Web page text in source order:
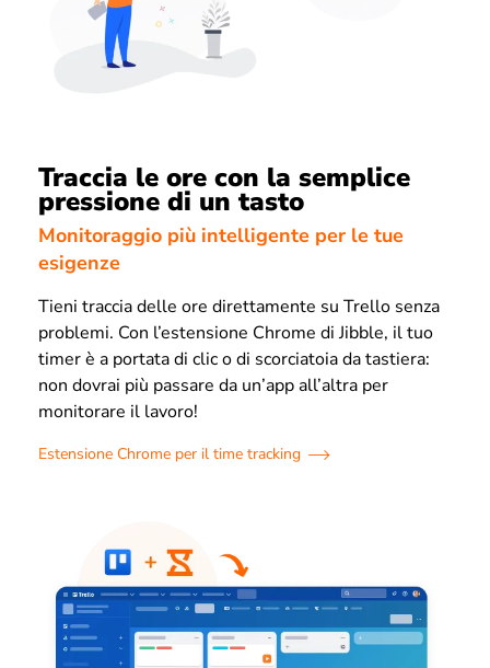
Traccia le ore con la semplice
pressione di un tasto
Monitoraggio più intelligente per le tue
esigenze
Tieni traccia delle ore direttamente su Trello senza
problemi. Con l’estensione Chrome di Jibble, il tuo
timer è a portata di clic o di scorciatoia da tastiera:
non dovrai più passare da un’app all’altra per
monitorare il lavoro!
Estensione Chrome per il time tracking